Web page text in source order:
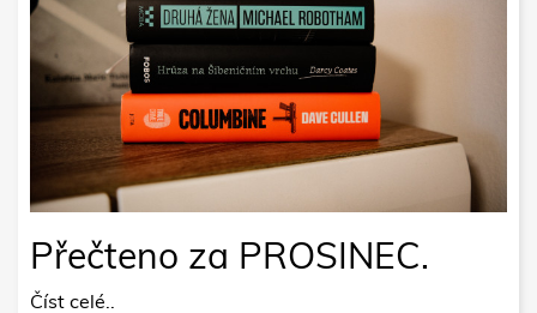
Přečteno za PROSINEC.
Číst celé..